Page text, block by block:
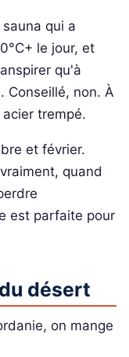
qui a
le jour, et
qu'à
Conseillé, non. À
trempé.
et février.
quand
est parfaite pour
désert
on mange